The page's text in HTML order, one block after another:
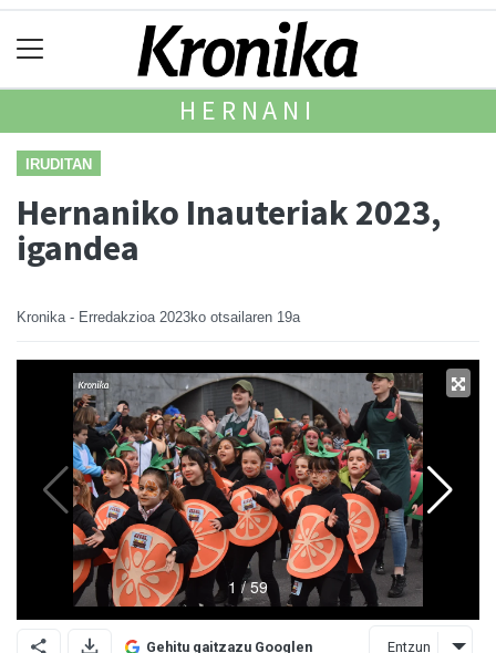
HERNANI
IRUDITAN
Hernaniko Inauteriak 2023,
igandea
Kronika - Erredakzioa 2023ko otsailaren 19a
Gehitu gaitzazu Googlen Entzun